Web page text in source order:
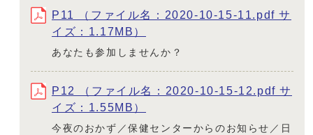
P11 （ファイル名：2020-10-15-11.pdf サ
イズ：1.17MB）
あなたも参加しませんか？
P12 （ファイル名：2020-10-15-12.pdf サ
イズ：1.55MB）
今夜のおかず／保健センターからのお知らせ／日